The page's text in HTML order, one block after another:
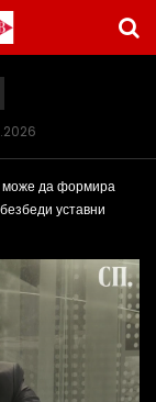
може да формира
уставни